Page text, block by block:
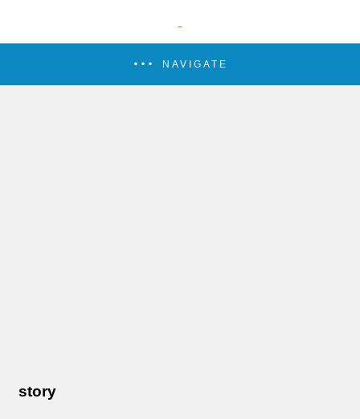
NAVIGATE
story